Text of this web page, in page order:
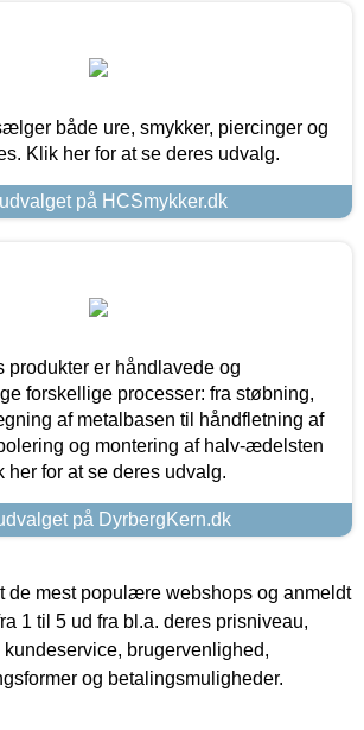
både ure, smykker, piercinger og
Klik her for at se deres udvalg.
på HCSmykker.dk
produkter er håndlavede og
forskellige processer: fra støbning,
af metalbasen til håndfletning af
og montering af halv-ædelsten
her for at se deres udvalg.
på DyrbergKern.dk
de mest populære webshops og anmeldt
1 til 5 ud fra bl.a. deres prisniveau,
brugervenlighed,
og betalingsmuligheder.